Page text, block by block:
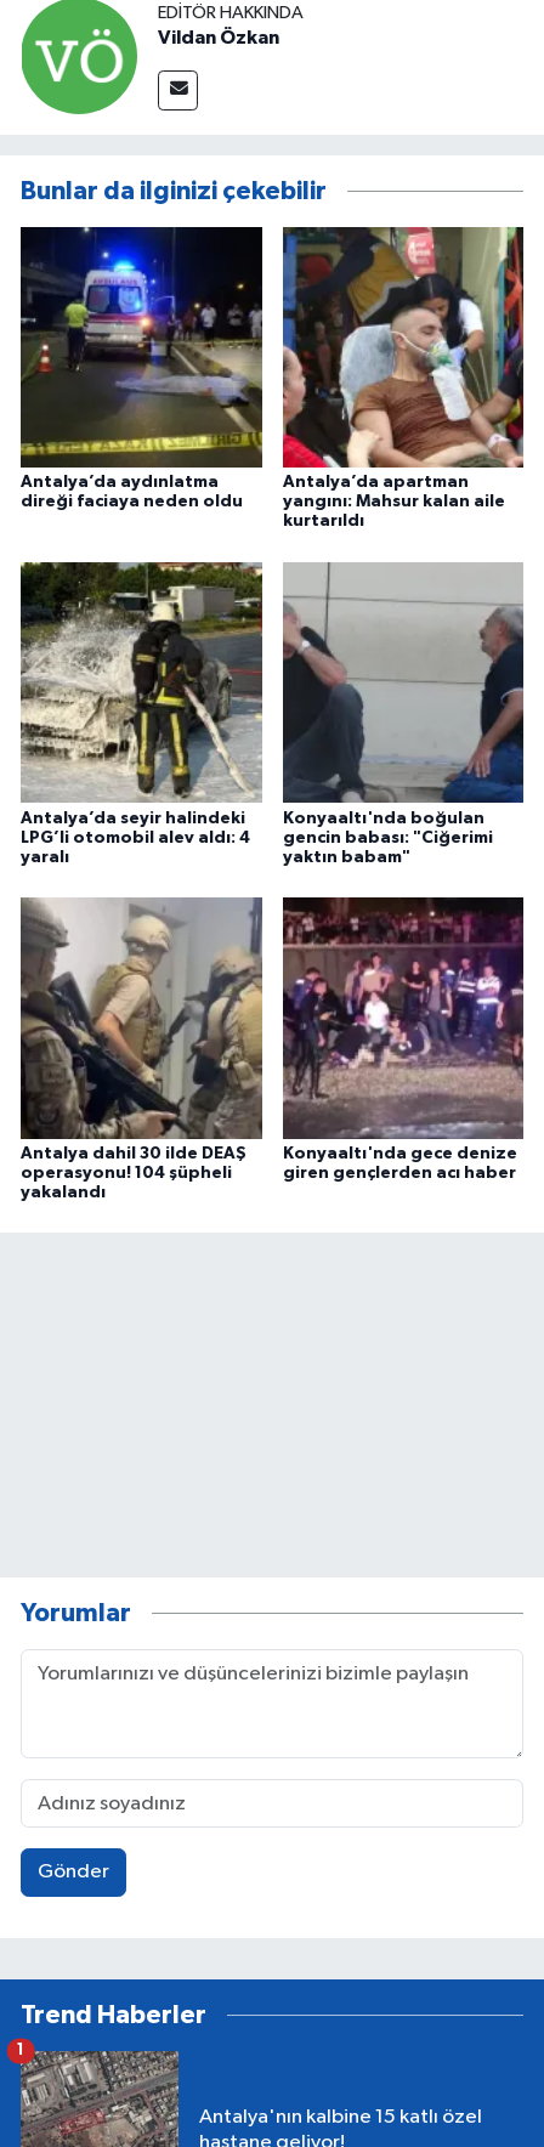
EDITÖR HAKKINDA
Vildan Özkan
Bunlar da ilginizi çekebilir
Antalya’da aydınlatma
direği faciaya neden oldu
Antalya’da apartman
yangını: Mahsur kalan aile
kurtarıldı
Antalya’da seyir halindeki
LPG’li otomobil alev aldı: 4
yaralı
Konyaaltı'nda boğulan
gencin babası: "Ciğerimi
yaktın babam"
Antalya dahil 30 ilde DEAŞ
operasyonu! 104 şüpheli
yakalandı
Konyaaltı'nda gece denize
giren gençlerden acı haber
Yorumlar
Gönder
Trend Haberler
Antalya'nın kalbine 15 katlı özel
hastane geliyor!
1